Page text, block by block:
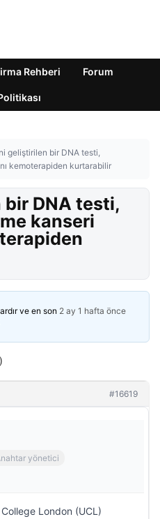
Rehberi Forum
geliştirilen bir DNA testi,
kemoterapiden kurtarabilir
DNA testi,
kanseri
ve en son 2 ay 1 hafta önce
#16619
yönetici
London (UCL)